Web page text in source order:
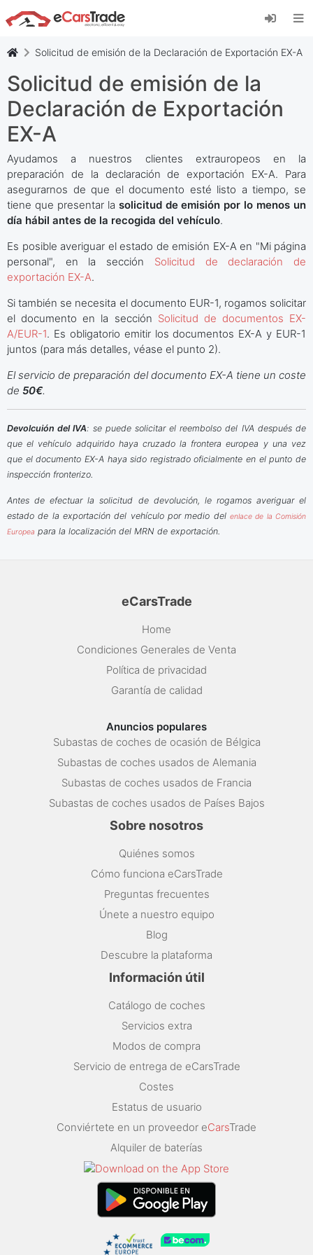
Instala la aplicación web de eCarsTrade,
añádela a tu pantalla de inicio y recibe
Solicitud de emisión de la Declaración de Exportación EX-A
Solicitud de emisión de la
Declaración de Exportación
EX-A
Ayudamos a nuestros clientes extrauropeos en la
preparación de la declaración de exportación EX-A. Para
asegurarnos de que el documento esté listo a tiempo, se
tiene que presentar la solicitud de emisión por lo menos un
día hábil antes de la recogida del vehículo.
Es posible averiguar el estado de emisión EX-A en "Mi página
personal", en la sección Solicitud de declaración de
exportación EX-A.
Si también se necesita el documento EUR-1, rogamos solicitar
el documento en la sección Solicitud de documentos EX-
A/EUR-1. Es obligatorio emitir los documentos EX-A y EUR-1
juntos (para más detalles, véase el punto 2).
El servicio de preparación del documento EX-A tiene un coste
de 50€.
Devolcuión del IVA: se puede solicitar el reembolso del IVA después de
que el vehículo adquirido haya cruzado la frontera europea y una vez
que el documento EX-A haya sido registrado oficialmente en el punto de
inspección fronterizo.
Antes de efectuar la solicitud de devolución, le rogamos averiguar el
estado de la exportación del vehículo por medio del enlace de la Comisión
Europea para la localización del MRN de exportación.
eCarsTrade
Home
Condiciones Generales de Venta
Política de privacidad
Garantía de calidad
Anuncios populares
Subastas de coches de ocasión de Bélgica
Subastas de coches usados de Alemania
Subastas de coches usados de Francia
Subastas de coches usados de Países Bajos
Sobre nosotros
Quiénes somos
Cómo funciona eCarsTrade
Preguntas frecuentes
Únete a nuestro equipo
Blog
Descubre la plataforma
Información útil
Catálogo de coches
Servicios extra
Modos de compra
Servicio de entrega de eCarsTrade
Costes
Estatus de usuario
Conviértete en un proveedor eCarsTrade
Alquiler de baterías